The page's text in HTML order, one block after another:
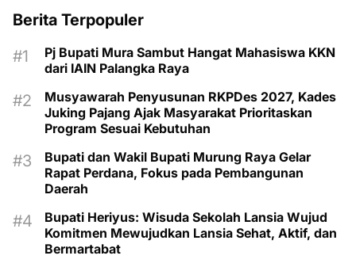
Berita Terpopuler
Pj Bupati Mura Sambut Hangat Mahasiswa KKN
dari IAIN Palangka Raya
Musyawarah Penyusunan RKPDes 2027, Kades
Juking Pajang Ajak Masyarakat Prioritaskan
Program Sesuai Kebutuhan
Bupati dan Wakil Bupati Murung Raya Gelar
Rapat Perdana, Fokus pada Pembangunan
Daerah
Bupati Heriyus: Wisuda Sekolah Lansia Wujud
Komitmen Mewujudkan Lansia Sehat, Aktif, dan
Bermartabat